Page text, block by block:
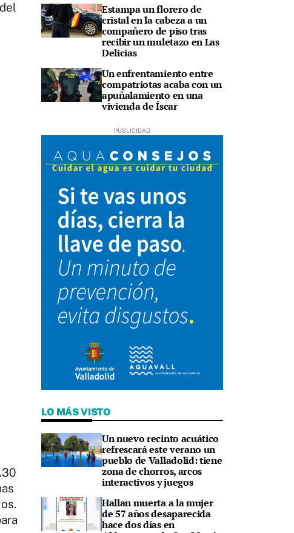
Estampa un florero de
cristal en la cabeza a un
compañero de piso tras
recibir un muletazo en Las
Delicias
Un enfrentamiento entre
compatriotas acaba con un
apuñalamiento en una
vivienda de Íscar
LO MÁS VISTO
Un nuevo recinto acuático
refrescará este verano un
pueblo de Valladolid: tiene
zona de chorros, arcos
interactivos y juegos
Hallan muerta a la mujer
de 57 años desaparecida
hace dos días en